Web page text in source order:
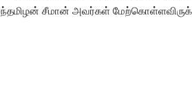
சீமான் அவர்கள்